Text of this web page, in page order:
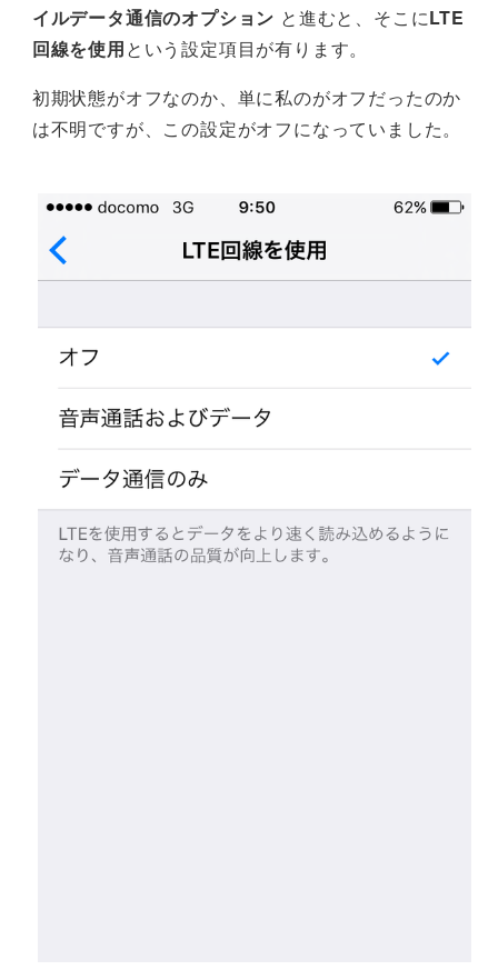
イルデータ通信のオプション と進むと、そこにLTE
回線を使用という設定項目が有ります。
初期状態がオフなのか、単に私のがオフだったのか
は不明ですが、この設定がオフになっていました。